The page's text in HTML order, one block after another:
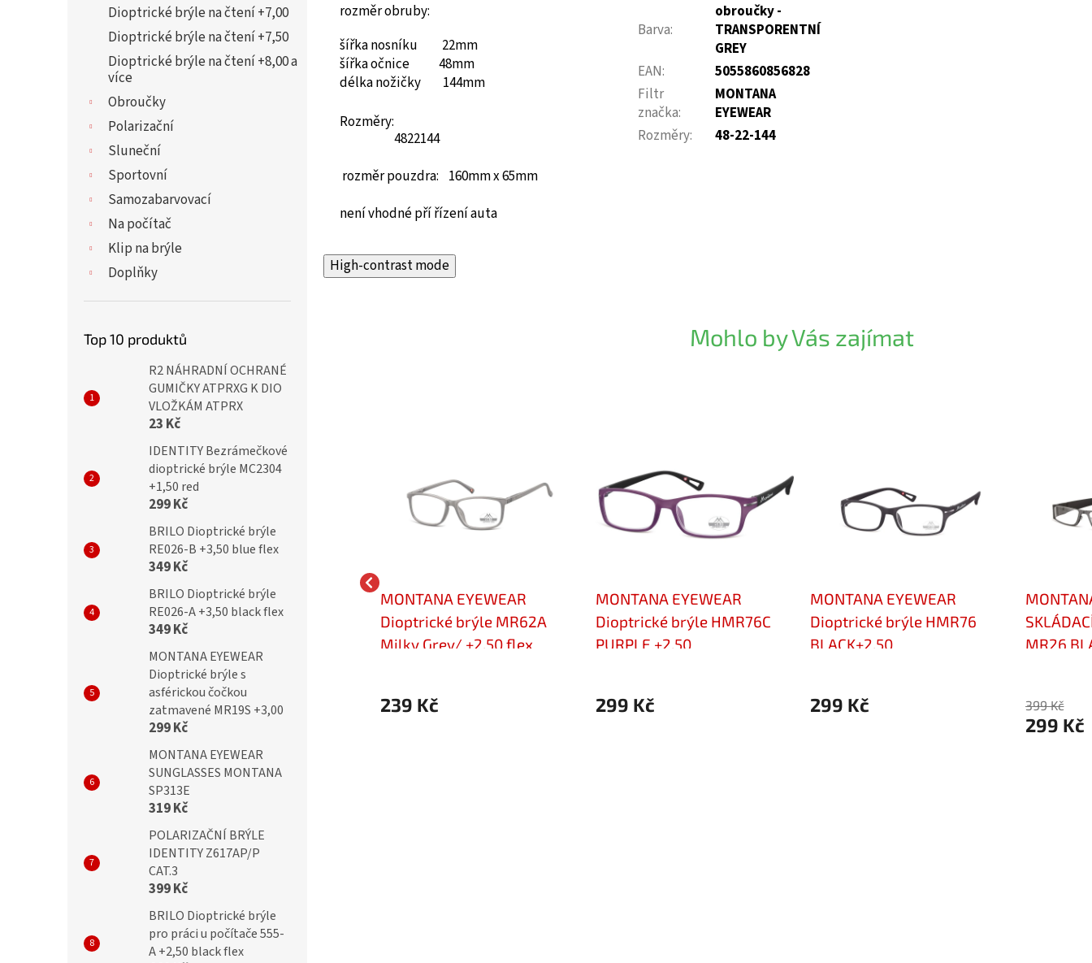
Dioptrické brýle na čtení +7,00
Dioptrické brýle na čtení +7,50
Dioptrické brýle na čtení +8,00 a
více
Obroučky
Polarizační
Sluneční
Sportovní
Samozabarvovací
Na počítač
Klip na brýle
Doplňky
Top 10 produktů
R2 NÁHRADNÍ OCHRANÉ
GUMIČKY ATPRXG K DIO
VLOŽKÁM ATPRX
23 Kč
IDENTITY Bezrámečkové
dioptrické brýle MC2304
+1,50 red
299 Kč
BRILO Dioptrické brýle
RE026-B +3,50 blue flex
349 Kč
BRILO Dioptrické brýle
RE026-A +3,50 black flex
349 Kč
MONTANA EYEWEAR
Dioptrické brýle s
asférickou čočkou
zatmavené MR19S +3,00
299 Kč
MONTANA EYEWEAR
SUNGLASSES MONTANA
SP313E
319 Kč
POLARIZAČNÍ BRÝLE
IDENTITY Z617AP/P
CAT.3
399 Kč
BRILO Dioptrické brýle
pro práci u počítače 555-
A +2,50 black flex
rozměr obruby:
šířka nosníku 22mm
šířka očnice 48mm
délka nožičky 144mm
Rozměry:
4822144
rozměr pouzdra: 160mm x 65mm
není vhodné pří řízení auta
Barva:
obroučky -
TRANSPORENTNÍ
GREY
EAN:
5055860856828
Filtr
značka:
MONTANA
EYEWEAR
Rozměry: 48-22-144
High-contrast mode
Mohlo by Vás zajímat
brýle HMR62H
MONTANA EYEWEAR
Dioptrické brýle
200 Kč
MONTANA EYEWEAR
Dioptrické brýle MR62A
Milky Grey/ +2,50 flex
239 Kč
MONTANA EYEWEAR
Dioptrické brýle HMR76C
PURPLE +2,50
299 Kč
MONTANA EYEWEAR
Dioptrické brýle HMR76
BLACK+2,50
299 Kč
MR26
399 Kč
299 Kč